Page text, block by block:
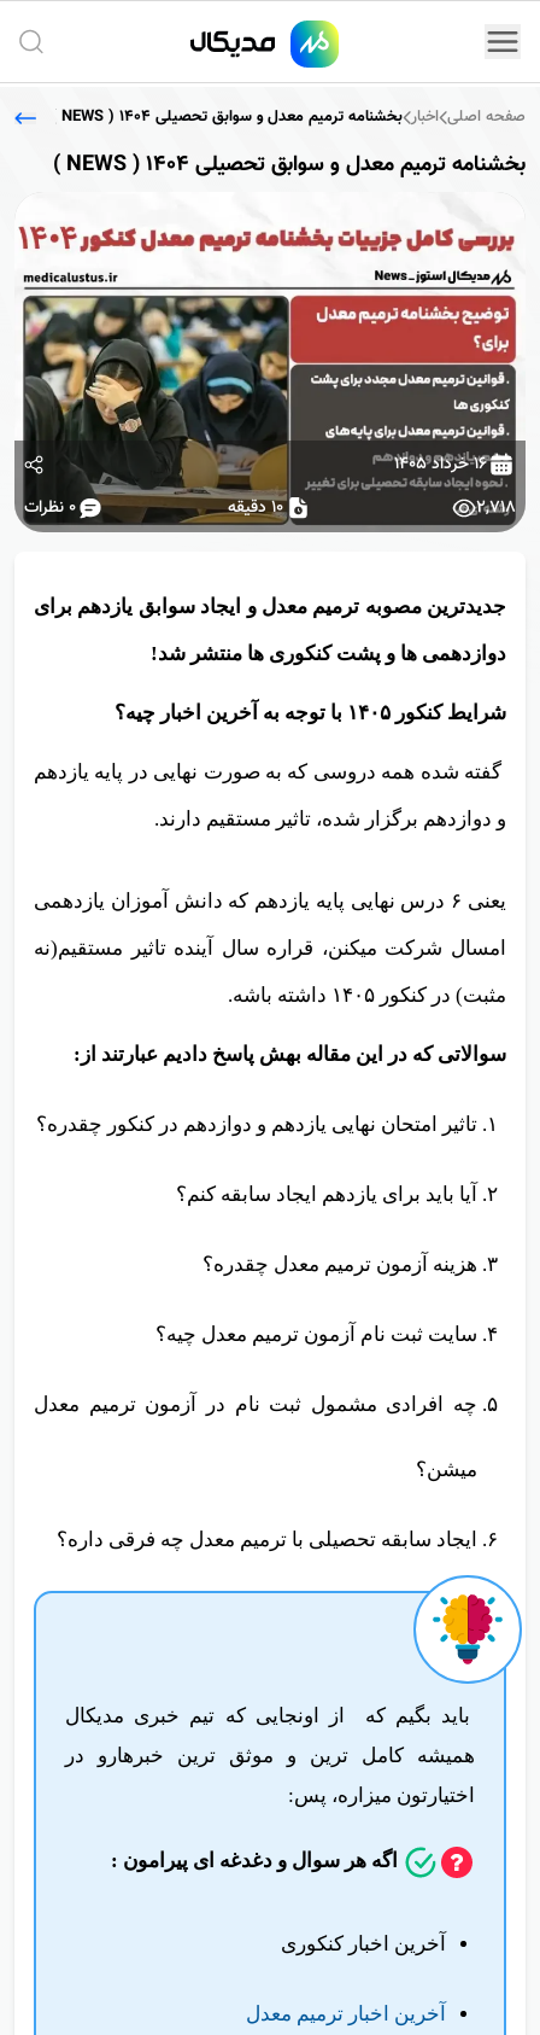
صفحه اصلی اخبار بخشنامه ترمیم معدل و سوابق تحصیلی 1404 ( NEWS )
بخشنامه ترمیم معدل و سوابق تحصیلی 1404 ( NEWS )
0نظرات 10 دقیقه
۱۶ خرداد ۱۴۰۵
2,718
جدید‎‎ترین مصوبه ترمیم معدل و ایجاد سوابق یازدهم برای
دوازدهمی ها و پشت کنکوری‎ ها منتشر شد!
شرایط کنکور ۱۴۰۵ با توجه به آخرین اخبار چیه؟
گفته شده همه دروسی که به صورت نهایی در پایه یازدهم
و دوازدهم برگزار شده، تاثیر مستقیم دارند.
یعنی ۶ درس نهایی پایه یازدهم که دانش آموزان یازدهمی
امسال شرکت میکنن، قراره سال آینده تاثیر مستقیم(نه
مثبت) در کنکور ۱۴۰۵ داشته باشه.
سوالاتی که در این مقاله بهش پاسخ دادیم عبارتند از:
تاثیر امتحان نهایی یازدهم و دوازدهم در کنکور چقدره؟
آیا باید برای یازدهم ایجاد سابقه کنم؟
هزینه آزمون ترمیم معدل چقدره؟
سایت ثبت نام آزمون ترمیم معدل چیه؟
چه افرادی مشمول ثبت نام در آزمون ترمیم معدل
میشن؟
ایجاد سابقه تحصیلی با ترمیم معدل چه فرقی داره؟
باید بگیم که از اونجایی که تیم خبری مدیکال
همیشه کامل ترین و موثق ترین خبرهارو در
اختیارتون میزاره، پس:
اگه هر سوال و دغدغه ای پیرامون :
آخرین اخبار کنکوری
آخرین اخبار ترمیم معدل